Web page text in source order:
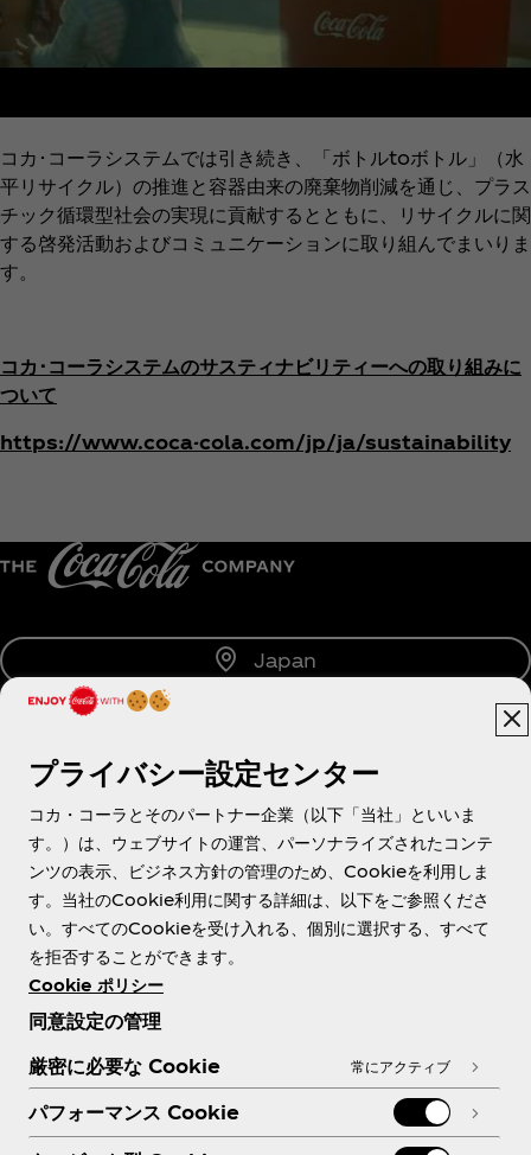
コカ･コーラシステムでは引き続き、「ボトルtoボトル」（水
平リサイクル）の推進と容器由来の廃棄物削減を通じ、プラス
チック循環型社会の実現に貢献するとともに、リサイクルに関
する啓発活動およびコミュニケーションに取り組んでまいりま
す。
コカ･コーラシステムのサスティナビリティーへの取り組みに
ついて
https://www.coca-cola.com/jp/ja/sustainability
Japan
About us
Need help?
各種ポリシー
プライバシー設定センター
コカ・コーラとそのパートナー企業（以下「当社」といいま
す。）は、ウェブサイトの運営、パーソナライズされたコンテ
ンツの表示、ビジネス方針の管理のため、Cookieを利用しま
す。当社のCookie利用に関する詳細は、以下をご参照くださ
い。すべてのCookieを受け入れる、個別に選択する、すべて
を拒否することができます。
Cookie ポリシー
同意設定の管理
厳密に必要な Cookie
常にアクティブ
パフォーマンス Cookie